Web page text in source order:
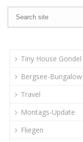
Tiny House Gondel
Bergsee-Bungalow
Travel
Montags-Update
Fliegen